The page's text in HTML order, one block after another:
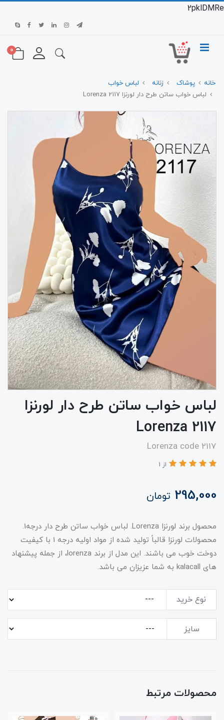
2pklDMRe
0
خانه پوشاک زنانه
لباس خواب
لباس خواب ساتن طرح دار لورنزا 2117 Lorenza
لباس خواب ساتن طرح دار لورنزا
2117 Lorenza
Lorenza code 2117
از 1
295,000 تومان
محصول برند لورنزا Lorenza. لباس خواب ساتن طرح دار درجه1.
محصولات لورنزا قالباً تولید شده از مواد اولیه درجه 1 با کیفیت
دوخت خوب می باشند. این مدل از برند lorenza، از جمله پیشنهاد
های kalacall به شما عزیزان می باشد.
نوع خرید
سایز
محصولات مرتبط